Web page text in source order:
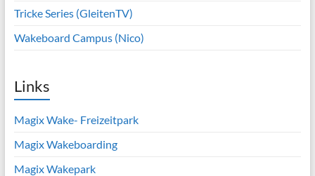
Tricke Series (GleitenTV)
Wakeboard Campus (Nico)
Links
Magix Wake- Freizeitpark
Magix Wakeboarding
Magix Wakepark